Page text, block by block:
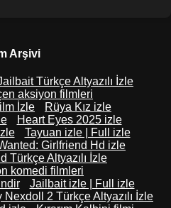
Arşivi
Türkçe Altyazılı İzle
aksiyon filmleri
İzle
Rüya Kız izle
Heart Eyes 2025 izle
Tayuan izle | Full izle
Girlfriend Hd izle
Türkçe Altyazılı İzle
komedi filmleri
Jailbait izle | Full izle
Nexdoll 2 Türkçe Altyazılı İzle